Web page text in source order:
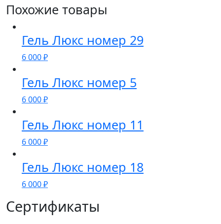
Похожие товары
Гель Люкс номер 29
6 000₽
Гель Люкс номер 5
6 000₽
Гель Люкс номер 11
6 000₽
Гель Люкс номер 18
6 000₽
Сертификаты